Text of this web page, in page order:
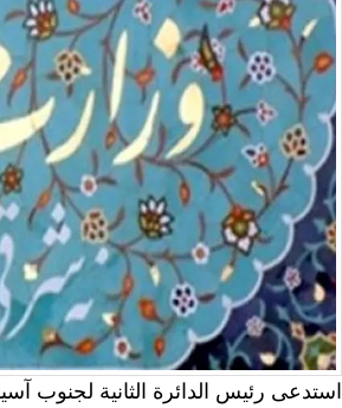
استدعى رئيس الدائرة الثانية لجنوب